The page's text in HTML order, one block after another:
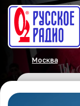
Москва